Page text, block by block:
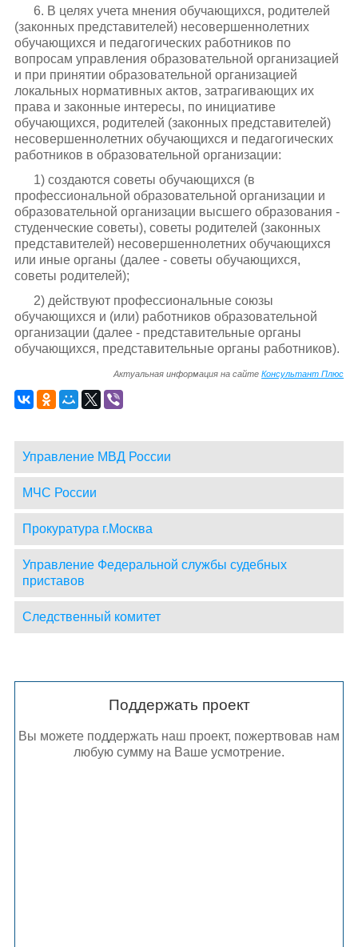
6. В целях учета мнения обучающихся, родителей
(законных представителей) несовершеннолетних
обучающихся и педагогических работников по
вопросам управления образовательной организацией
и при принятии образовательной организацией
локальных нормативных актов, затрагивающих их
права и законные интересы, по инициативе
обучающихся, родителей (законных представителей)
несовершеннолетних обучающихся и педагогических
работников в образовательной организации:
1) создаются советы обучающихся (в
профессиональной образовательной организации и
образовательной организации высшего образования -
студенческие советы), советы родителей (законных
представителей) несовершеннолетних обучающихся
или иные органы (далее - советы обучающихся,
советы родителей);
2) действуют профессиональные союзы
обучающихся и (или) работников образовательной
организации (далее - представительные органы
обучающихся, представительные органы работников).
Актуальная информация на сайтеКонсультант Плюс
Управление МВД России
МЧС России
Прокуратура г.Москва
Управление Федеральной службы судебных
приставов
Следственный комитет
Поддержать проект
Вы можете поддержать наш проект, пожертвовав нам
любую сумму на Ваше усмотрение.